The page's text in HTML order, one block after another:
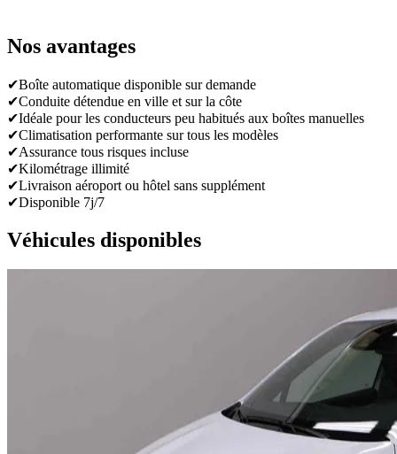
Nos avantages
✔Boîte automatique disponible sur demande
✔Conduite détendue en ville et sur la côte
✔Idéale pour les conducteurs peu habitués aux boîtes manuelles
✔Climatisation performante sur tous les modèles
✔Assurance tous risques incluse
✔Kilométrage illimité
✔Livraison aéroport ou hôtel sans supplément
✔Disponible 7j/7
Véhicules disponibles